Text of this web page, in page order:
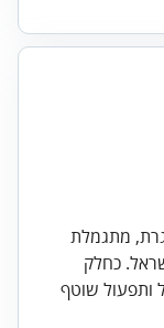
מתגמלת
כחלק
ותפעול שוטף